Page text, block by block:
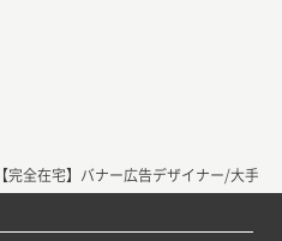
【完全在宅】バナー広告デザイナー/大手